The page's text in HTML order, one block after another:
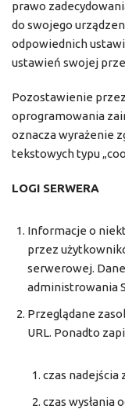
prawo
do swojego
odpowiednich
ustawień swojej
Pozostawienie
oprogramowania
oznacza wyrażenie
tekstowych typu
LOGI SERWERA
Informacje o
przez
serwerowej.
administrowania
Przeglądane
URL. Ponadto
czas nadejścia
czas wysłania